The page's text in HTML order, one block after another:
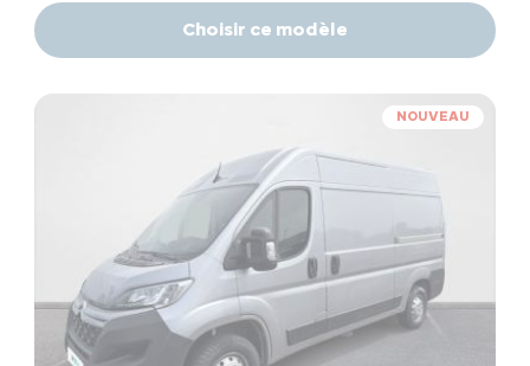
Choisir ce modèle
NOUVEAU